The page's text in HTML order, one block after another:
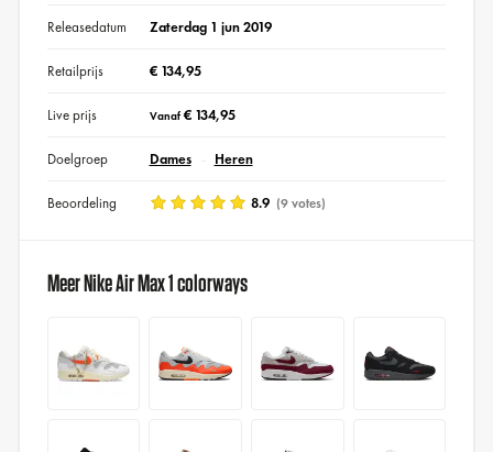
Releasedatum Zaterdag 1 jun 2019
Retailprijs € 134,95
Live prijs Vanaf€ 134,95
Doelgroep Dames Heren
Beoordeling 8.9 (9 votes)
Meer Nike Air Max 1 colorways